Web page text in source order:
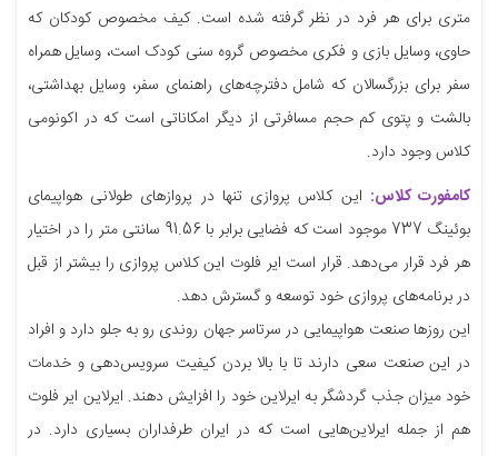
متری برای هر فرد در نظر گرفته شده است. کیف مخصوص کودکان که
حاوی، وسایل بازی و فکری مخصوص گروه سنی کودک است، وسایل همراه
سفر برای بزرگسالان که شامل دفترچه‌های راهنمای سفر، وسایل بهداشتی،
بالشت و پتوی کم حجم مسافرتی از دیگر امکاناتی است که در اکونومی
کلاس وجود دارد.
کامفورت کلاس: این کلاس پروازی تنها در پروازهای طولانی هواپیمای
بوئینگ 737 موجود است که فضایی برابر با 91.56 سانتی متر را در اختیار
هر فرد قرار می‌دهد. قرار است ایر فلوت این کلاس پروازی را بیشتر از قبل
در برنامه‌های پروازی خود توسعه و گسترش دهد.
این روزها صنعت هواپیمایی در سرتاسر جهان روندی رو به جلو دارد و افراد
در این صنعت سعی دارند تا با بالا بردن کیفیت سرویس‌دهی و خدمات
خود میزان جذب گردشگر به ایرلاین خود را افزایش دهند. ایرلاین ایر فلوت
هم از جمله ایرلاین‌هایی است که در ایران طرفداران بسیاری دارد. در